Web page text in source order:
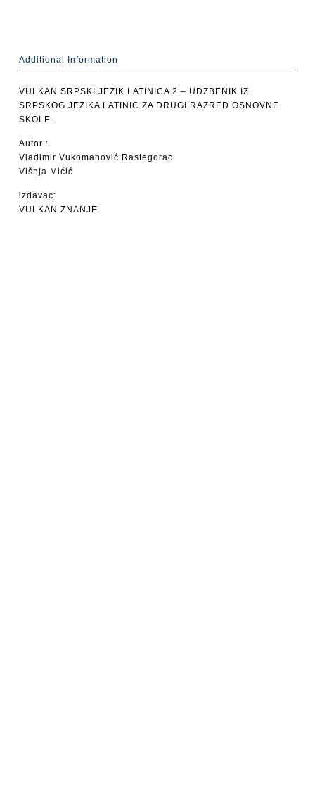
Additional Information
VULKAN SRPSKI JEZIK LATINICA 2 – UDZBENIK IZ
SRPSKOG JEZIKA LATINIC ZA DRUGI RAZRED OSNOVNE
SKOLE .
Autor :
Vladimir Vukomanović Rastegorac
Višnja Mićić
izdavac:
VULKAN ZNANJE